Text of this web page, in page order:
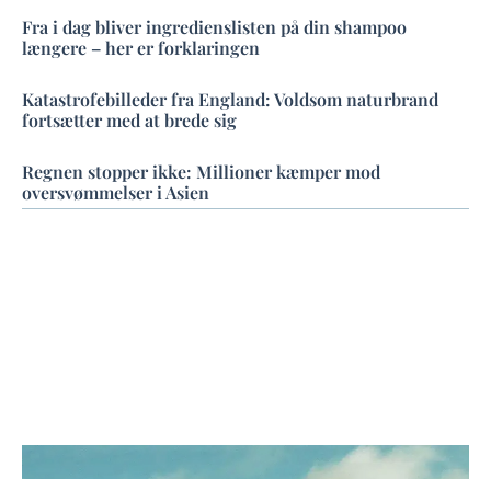
Fra i dag bliver ingredienslisten på din shampoo
længere – her er forklaringen
Katastrofebilleder fra England: Voldsom naturbrand
fortsætter med at brede sig
Regnen stopper ikke: Millioner kæmper mod
oversvømmelser i Asien